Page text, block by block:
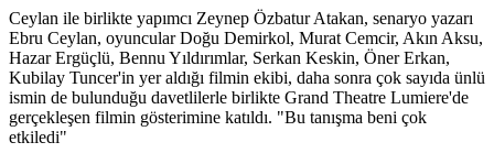
Ceylan ile birlikte yapımcı Zeynep Özbatur Atakan, senaryo yazarı
Ebru Ceylan, oyuncular Doğu Demirkol, Murat Cemcir, Akın Aksu,
Hazar Ergüçlü, Bennu Yıldırımlar, Serkan Keskin, Öner Erkan,
Kubilay Tuncer'in yer aldığı filmin ekibi, daha sonra çok sayıda ünlü
ismin de bulunduğu davetlilerle birlikte Grand Theatre Lumiere'de
gerçekleşen filmin gösterimine katıldı. "Bu tanışma beni çok
etkiledi"